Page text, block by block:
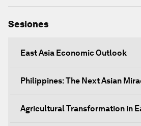
Sesiones
East Asia Economic Outlook
Philippines: The Next Asian
Agricultural Transformation in